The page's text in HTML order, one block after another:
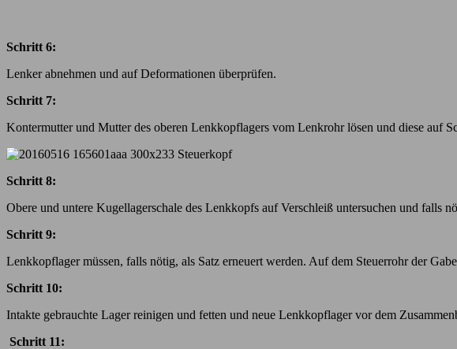
Schritt 6:
Lenker abnehmen und auf Deformationen überprüfen.
Schritt 7:
Kontermutter und Mutter des oberen Lenkkopflagers vom Lenkrohr lösen und diese auf
Schritt 8:
Obere und untere Kugellagerschale des Lenkkopfs auf Verschleiß untersuchen und falls
Schritt 9:
Lenkkopflager müssen, falls nötig, als Satz erneuert werden. Auf dem Steuerrohr der
Schritt 10:
Intakte gebrauchte Lager reinigen und fetten und neue Lenkkopflager vor dem
Schritt 11: